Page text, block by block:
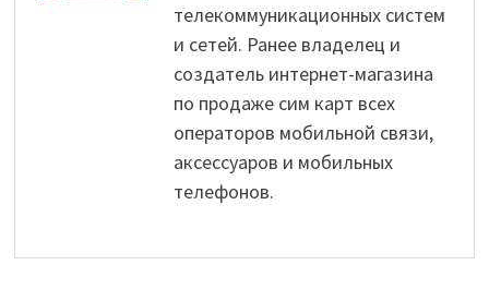
телекоммуникационных систем
и сетей. Ранее владелец и
создатель интернет-магазина
по продаже сим карт всех
операторов мобильной связи,
аксессуаров и мобильных
телефонов.